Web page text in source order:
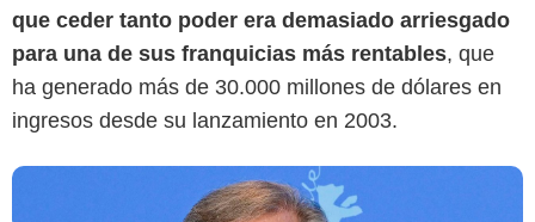
que ceder tanto poder era demasiado arriesgado
para una de sus franquicias más rentables, que
ha generado más de 30.000 millones de dólares en
ingresos desde su lanzamiento en 2003.